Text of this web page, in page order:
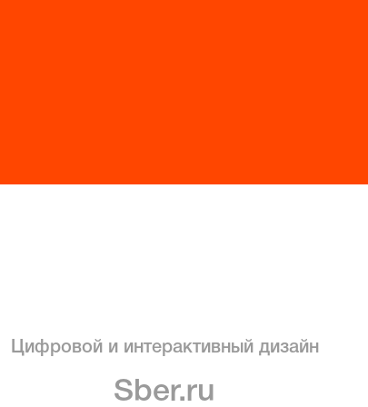
Цифровой и интерактивный дизайн
Sber.ru